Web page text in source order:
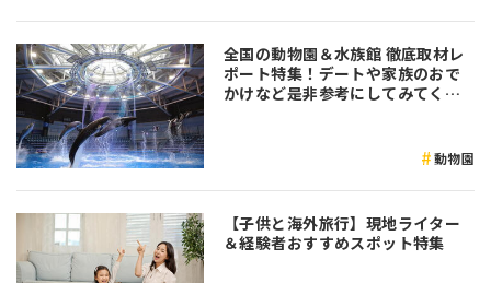
全国の動物園＆水族館 徹底取材レ
ポート特集！デートや家族のおで
かけなど是非参考にしてみてくだ
動物園
【子供と海外旅行】現地ライター
＆経験者おすすめスポット特集